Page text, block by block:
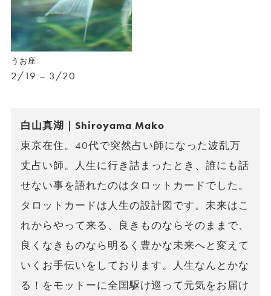
うお座
2/19 – 3/20
白山真湖｜Shiroyama Mako
東京在住。40代で突然占い師になった波乱万
丈占い師。人生に行き詰まったとき、誰にも話
せない事を語れたのはタロットカードでした。
タロットカードは人生の設計図です。未来はこ
れからやって来る、良きものならそのままで、
良くなきものなら明るく豊かな未来へと変えて
いくお手伝いをしております。人生なんとかな
る！をモットーに全国駆け巡って元気をお届け